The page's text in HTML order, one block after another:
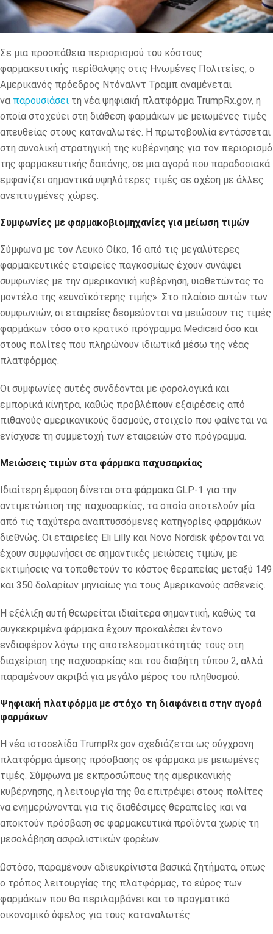
Σε μια προσπάθεια περιορισμού του κόστους
φαρμακευτικής περίθαλψης στις Ηνωμένες Πολιτείες, ο
Αμερικανός πρόεδρος Ντόναλντ Τραμπ αναμένεται
να παρουσιάσει τη νέα ψηφιακή πλατφόρμα TrumpRx.gov, η
οποία στοχεύει στη διάθεση φαρμάκων με μειωμένες τιμές
απευθείας στους καταναλωτές. Η πρωτοβουλία εντάσσεται
στη συνολική στρατηγική της κυβέρνησης για τον περιορισμό
της φαρμακευτικής δαπάνης, σε μια αγορά που παραδοσιακά
εμφανίζει σημαντικά υψηλότερες τιμές σε σχέση με άλλες
ανεπτυγμένες χώρες.
Συμφωνίες με φαρμακοβιομηχανίες για μείωση τιμών
Σύμφωνα με τον Λευκό Οίκο, 16 από τις μεγαλύτερες
φαρμακευτικές εταιρείες παγκοσμίως έχουν συνάψει
συμφωνίες με την αμερικανική κυβέρνηση, υιοθετώντας το
μοντέλο της «ευνοϊκότερης τιμής». Στο πλαίσιο αυτών των
συμφωνιών, οι εταιρείες δεσμεύονται να μειώσουν τις τιμές
φαρμάκων τόσο στο κρατικό πρόγραμμα Medicaid όσο και
στους πολίτες που πληρώνουν ιδιωτικά μέσω της νέας
πλατφόρμας.
Οι συμφωνίες αυτές συνδέονται με φορολογικά και
εμπορικά κίνητρα, καθώς προβλέπουν εξαιρέσεις από
πιθανούς αμερικανικούς δασμούς, στοιχείο που φαίνεται να
ενίσχυσε τη συμμετοχή των εταιρειών στο πρόγραμμα.
Μειώσεις τιμών στα φάρμακα παχυσαρκίας
Ιδιαίτερη έμφαση δίνεται στα φάρμακα GLP-1 για την
αντιμετώπιση της παχυσαρκίας, τα οποία αποτελούν μία
από τις ταχύτερα αναπτυσσόμενες κατηγορίες φαρμάκων
διεθνώς. Οι εταιρείες Eli Lilly και Novo Nordisk φέρονται να
έχουν συμφωνήσει σε σημαντικές μειώσεις τιμών, με
εκτιμήσεις να τοποθετούν το κόστος θεραπείας μεταξύ 149
και 350 δολαρίων μηνιαίως για τους Αμερικανούς ασθενείς.
Η εξέλιξη αυτή θεωρείται ιδιαίτερα σημαντική, καθώς τα
συγκεκριμένα φάρμακα έχουν προκαλέσει έντονο
ενδιαφέρον λόγω της αποτελεσματικότητάς τους στη
διαχείριση της παχυσαρκίας και του διαβήτη τύπου 2, αλλά
παραμένουν ακριβά για μεγάλο μέρος του πληθυσμού.
Ψηφιακή πλατφόρμα με στόχο τη διαφάνεια στην αγορά
φαρμάκων
Η νέα ιστοσελίδα TrumpRx.gov σχεδιάζεται ως σύγχρονη
πλατφόρμα άμεσης πρόσβασης σε φάρμακα με μειωμένες
τιμές. Σύμφωνα με εκπροσώπους της αμερικανικής
κυβέρνησης, η λειτουργία της θα επιτρέψει στους πολίτες
να ενημερώνονται για τις διαθέσιμες θεραπείες και να
αποκτούν πρόσβαση σε φαρμακευτικά προϊόντα χωρίς τη
μεσολάβηση ασφαλιστικών φορέων.
Ωστόσο, παραμένουν αδιευκρίνιστα βασικά ζητήματα, όπως
ο τρόπος λειτουργίας της πλατφόρμας, το εύρος των
φαρμάκων που θα περιλαμβάνει και το πραγματικό
οικονομικό όφελος για τους καταναλωτές.